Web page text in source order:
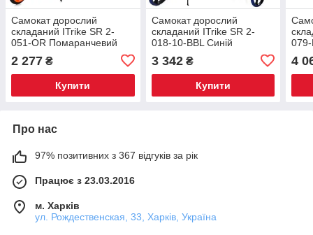
Самокат дорослий
складаний ITrike SR 2-
051-OR Помаранчевий
2 277 ₴
Купити
Самокат дорослий
складаний ITrike SR 2-
018-10-BBL Синій
3 342₴
Купити
4
Про нас
97% позитивних з 367 відгуків за рік
Працює з 23.03.2016
м. Харків
ул. Рождественская, 33, Харків, Україна